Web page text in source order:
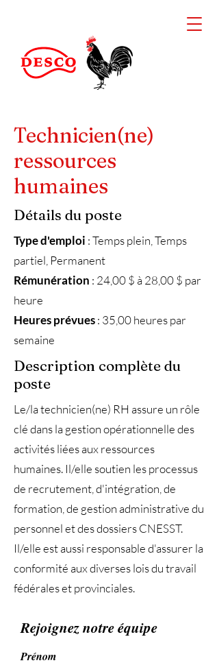
Technicien(ne)
ressources
humaines
Détails du poste
Type d'emploi : Temps plein, Temps
partiel, Permanent
Rémunération : 24,00 $ à 28,00 $ par
heure
Heures prévues: 35,00 heures par
semaine
Description complète du
poste
Le/la technicien(ne) RH assure un rôle
clé dans la gestion opérationnelle des
activités liées aux ressources
humaines. Il/elle soutien les processus
de recrutement, d'intégration, de
formation, de gestion administrative du
personnel et des dossiers CNESST.
Il/elle est aussi responsable d'assurer la
conformité aux diverses lois du travail
fédérales et provinciales.
Rejoignez notre équipe
Prénom